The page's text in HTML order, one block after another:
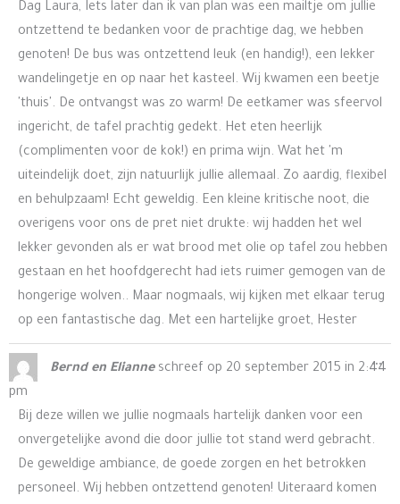
Dag Laura, Iets later dan ik van plan was een mailtje om jullie
ontzettend te bedanken voor de prachtige dag, we hebben
genoten! De bus was ontzettend leuk (en handig!), een lekker
wandelingetje en op naar het kasteel. Wij kwamen een beetje
'thuis'. De ontvangst was zo warm! De eetkamer was sfeervol
ingericht, de tafel prachtig gedekt. Het eten heerlijk
(complimenten voor de kok!) en prima wijn. Wat het 'm
uiteindelijk doet, zijn natuurlijk jullie allemaal. Zo aardig, flexibel
en behulpzaam! Echt geweldig. Een kleine kritische noot, die
overigens voor ons de pret niet drukte: wij hadden het wel
lekker gevonden als er wat brood met olie op tafel zou hebben
gestaan en het hoofdgerecht had iets ruimer gemogen van de
hongerige wolven.. Maar nogmaals, wij kijken met elkaar terug
op een fantastische dag. Met een hartelijke groet, Hester
Bernd en Elianne schreef op 20 september 2015 in 2:44
pm
Bij deze willen we jullie nogmaals hartelijk danken voor een
onvergetelijke avond die door jullie tot stand werd gebracht.
De geweldige ambiance, de goede zorgen en het betrokken
personeel. Wij hebben ontzettend genoten! Uiteraard komen
...